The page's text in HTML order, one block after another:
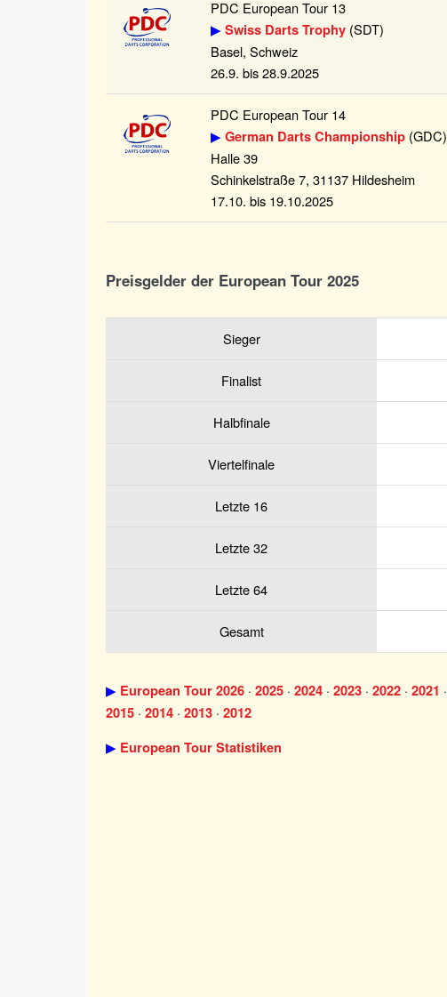
PDC European Tour 13
▶Swiss Darts Trophy (SDT)
Basel, Schweiz
26.9. bis 28.9.2025
PDC European Tour 14
▶German Darts Championship (GDC)
Halle 39
Schinkelstraße 7, 31137 Hildesheim
17.10. bis 19.10.2025
Preisgelder der European Tour 2025
Sieger
Finalist
Halbfinale
Viertelfinale
Letzte 16
Letzte 32
Letzte 64
Gesamt
▶ European Tour 2026 · 2025 · 2024 · 2023 · 2022 · 2021 ·
2015 · 2014 · 2013 · 2012
▶ European Tour Statistiken